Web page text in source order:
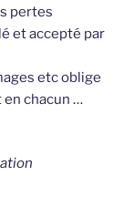
pertes
et accepté par
etc oblige
chacun …